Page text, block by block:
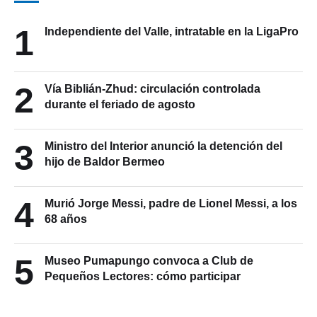
1 Independiente del Valle, intratable en la LigaPro
2
Vía Biblián-Zhud: circulación controlada
durante el feriado de agosto
3
Ministro del Interior anunció la detención del
hijo de Baldor Bermeo
4
Murió Jorge Messi, padre de Lionel Messi, a los
68 años
5
Museo Pumapungo convoca a Club de
Pequeños Lectores: cómo participar